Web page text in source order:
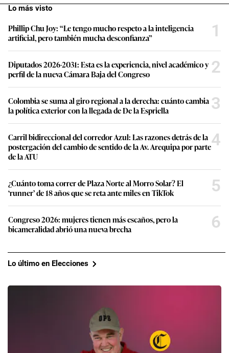
Lo más visto
Phillip Chu Joy: “Le tengo mucho respeto a la inteligencia
artificial, pero también mucha desconfianza”
1
Diputados 2026-2031: Esta es la experiencia, nivel académico y
perfil de la nueva Cámara Baja del Congreso
2
Colombia se suma al giro regional a la derecha: cuánto cambia
la política exterior con la llegada de De la Espriella
3
Carril bidireccional del corredor Azul: Las razones detrás de la
postergación del cambio de sentido de la Av. Arequipa por parte
de la ATU
4
¿Cuánto toma correr de Plaza Norte al Morro Solar? El
‘runner’ de 18 años que se reta ante miles en TikTok
5
Congreso 2026: mujeres tienen más escaños, pero la
bicameralidad abrió una nueva brecha
6
Lo último en Elecciones